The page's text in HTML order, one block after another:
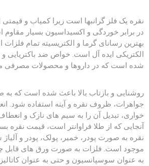
نقره یک فلز گرانبها است زیرا کمیاب و
در برابر خوردگی و اکسیداسیون بسیار مقاوم
بهترین رسانای گرما و الکتریسیته تمام
الکتریکی ایده آل است. خواص ضد باکتریایی
شده است که در داروها و محصولات مصرفی
روشنایی و بازتاب بالا باعث شده است که به
جواهرات، ظروف نقره و آینه استفاده شود.
خواری، تبدیل آن را به سیم های نازک و
آنجایی که از طلا فراوانتر است، قیمت نقره
نقره به صورت پودر، خمیر، پولک، پودر و آلیاژ
موجود است. فلزات به صورت ورق های
به عنوان سوسپانسیون و حتی به عنوان